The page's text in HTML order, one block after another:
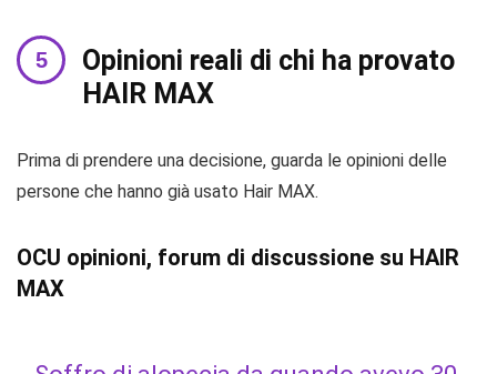
Opinioni reali di chi ha provato
HAIR MAX
Prima di prendere una decisione, guarda le opinioni delle
persone che hanno già usato Hair MAX.
OCU opinioni, forum di discussione su HAIR
MAX